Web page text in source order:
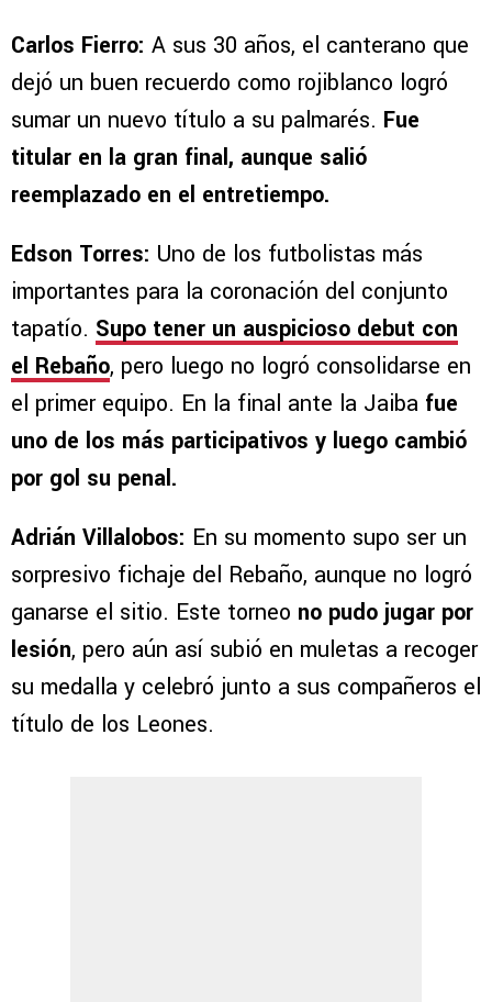
Carlos Fierro: A sus 30 años, el canterano que
dejó un buen recuerdo como rojiblanco logró
sumar un nuevo título a su palmarés. Fue
titular en la gran final, aunque salió
reemplazado en el entretiempo.
Edson Torres: Uno de los futbolistas más
importantes para la coronación del conjunto
tapatío. Supo tener un auspicioso debut con
el Rebaño, pero luego no logró consolidarse en
el primer equipo. En la final ante la Jaiba fue
uno de los más participativos y luego cambió
por gol su penal.
Adrián Villalobos: En su momento supo ser un
sorpresivo fichaje del Rebaño, aunque no logró
ganarse el sitio. Este torneo no pudo jugar por
lesión, pero aún así subió en muletas a recoger
su medalla y celebró junto a sus compañeros el
título de los Leones.